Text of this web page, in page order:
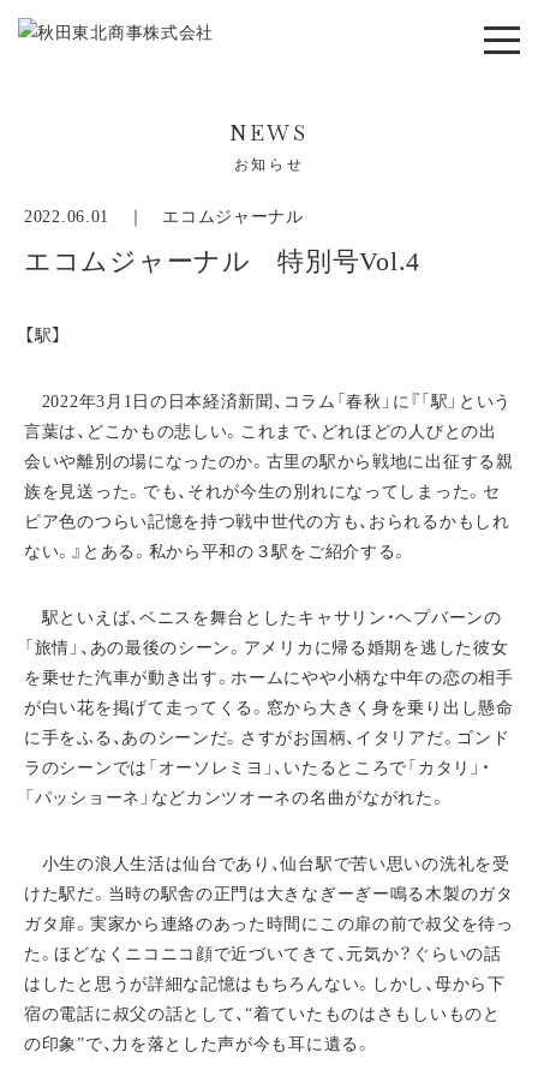
NEWS
お知らせ
2022.06.01 ｜ エコムジャーナル
エコムジャーナル 特別号Vol.4
【駅】
2022年3月1日の日本経済新聞、コラム「春秋」に『「駅」という
言葉は、どこかもの悲しい。これまで、どれほどの人びとの出
会いや離別の場になったのか。古里の駅から戦地に出征する親
族を見送った。でも、それが今生の別れになってしまった。セ
ピア色のつらい記憶を持つ戦中世代の方も、おられるかもしれ
ない。』とある。私から平和の３駅をご紹介する。
駅といえば、ベニスを舞台としたキャサリン・ヘプバーンの
「旅情」、あの最後のシーン。アメリカに帰る婚期を逃した彼女
を乗せた汽車が動き出す。ホームにやや小柄な中年の恋の相手
が白い花を掲げて走ってくる。窓から大きく身を乗り出し懸命
に手をふる、あのシーンだ。さすがお国柄、イタリアだ。ゴンド
ラのシーンでは「オーソレミヨ」、いたるところで「カタリ」・
「パッショーネ」などカンツオーネの名曲がながれた。
小生の浪人生活は仙台であり、仙台駅で苦い思いの洗礼を受
けた駅だ。当時の駅舎の正門は大きなぎーぎー鳴る木製のガタ
ガタ扉。実家から連絡のあった時間にこの扉の前で叔父を待っ
た。ほどなくニコニコ顔で近づいてきて、元気か？ぐらいの話
はしたと思うが詳細な記憶はもちろんない。しかし、母から下
宿の電話に叔父の話として、“着ていたものはさもしいものと
の印象”で、力を落とした声が今も耳に遺る。